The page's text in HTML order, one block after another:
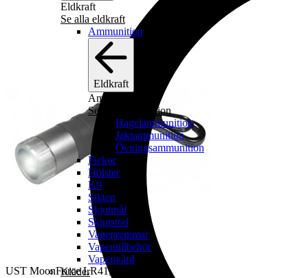
Eldkraft
Se alla eldkraft
Ammunition
Eldkraft
Ammunition
Se alla ammunition
Hagelammunition
Jaktammunition
Övningsammunition
Fickor
Hölster
K9
Sikten
Skjutmål
Skjutstöd
Vapenremmar
Vapentillbehör
Vapenvård
Kläder
UST MoonForce LR41, titanium